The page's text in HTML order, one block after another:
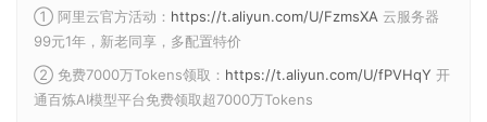
① 阿里云官方活动： https://t.aliyun.com/U/FzmsXA 云服务器
99元1年，新老同享，多配置特价
② 免费7000万Tokens领取： https://t.aliyun.com/U/fPVHqY 开
通百炼AI模型平台免费领取超7000万Tokens